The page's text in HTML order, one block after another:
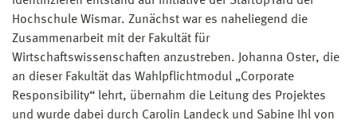
Hochschule Wismar. Zunächst war es naheliegend die
Zusammenarbeit mit der Fakultät für
Wirtschaftswissenschaften anzustreben. Johanna Oster, die
an dieser Fakultät das Wahlpflichtmodul „Corporate
Responsibility“ lehrt, übernahm die Leitung des Projektes
und wurde dabei durch Carolin Landeck und Sabine Ihl von